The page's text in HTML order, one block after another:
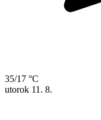
35/17 °C
utorok 11. 8.